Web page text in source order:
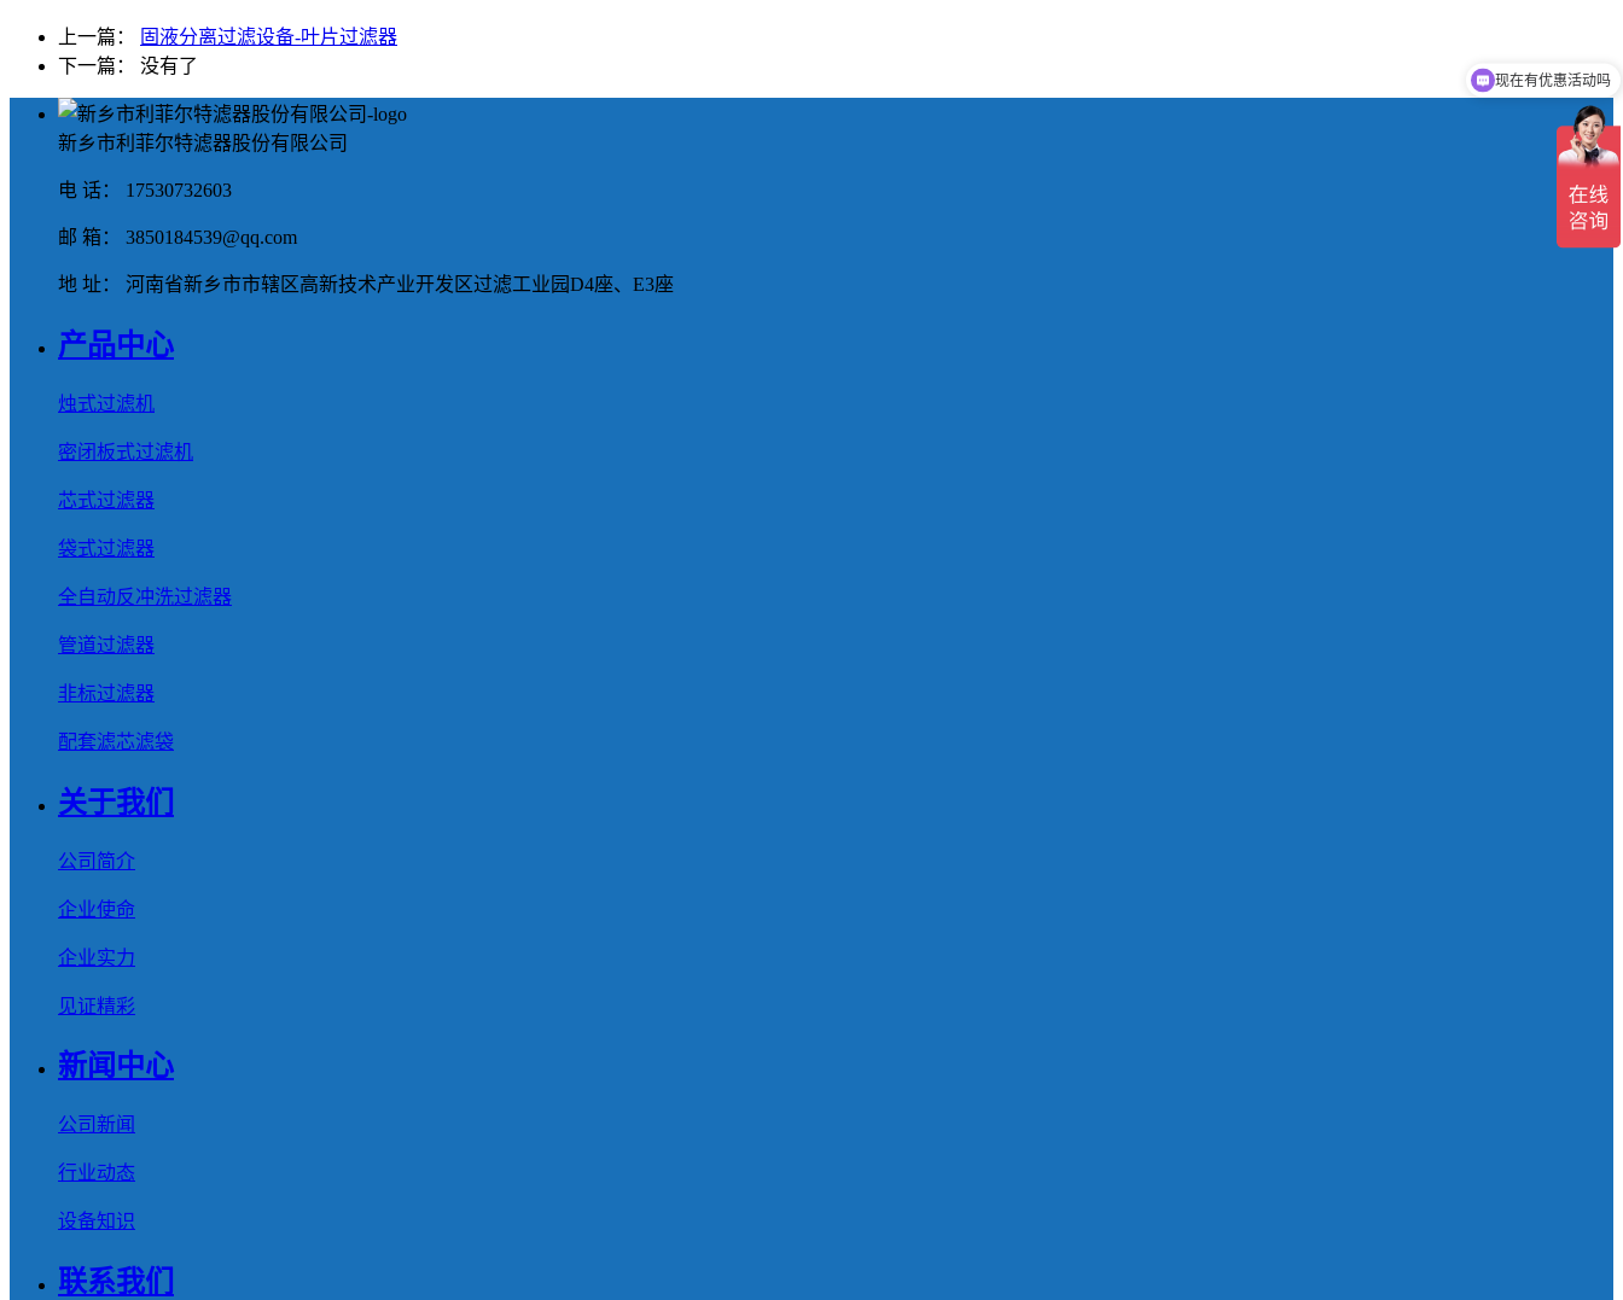
上一篇：
固液分离过滤设备-叶片过滤器
下一篇： 没有了
新乡市利菲尔特滤器股份有限公司
电 话： 17530732603
邮 箱： 3850184539@qq.com
地 址： 河南省新乡市市辖区高新技术产业开发区过滤工业园D4座、E3座
产品中心
烛式过滤机
密闭板式过滤机
芯式过滤器
袋式过滤器
全自动反冲洗过滤器
管道过滤器
非标过滤器
配套滤芯滤袋
关于我们
公司简介
企业使命
企业实力
见证精彩
新闻中心
公司新闻
行业动态
设备知识
联系我们
可以介绍下你们的产品么